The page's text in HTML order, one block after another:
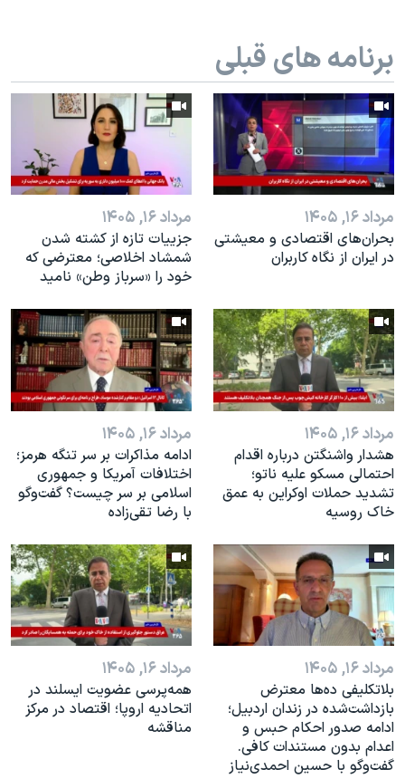
برنامه های قبلی
مرداد ۱۶, ۱۴۰۵
بحران‌های اقتصادی و معیشتی
در ایران از نگاه کاربران
مرداد ۱۶, ۱۴۰۵
جزییات تازه از کشته شدن
شمشاد اخلاصی؛ معترضی که
خود را «سرباز وطن» نامید
مرداد ۱۶, ۱۴۰۵
هشدار واشنگتن درباره اقدام
احتمالی مسکو علیه ناتو؛
تشدید حملات اوکراین به عمق
خاک روسیه
مرداد ۱۶, ۱۴۰۵
ادامه مذاکرات بر سر تنگه هرمز؛
اختلافات آمریکا و جمهوری
اسلامی بر سر چیست؟ گفت‌وگو
با رضا تقی‌زاده
مرداد ۱۶, ۱۴۰۵
بلاتکلیفی ده‌ها معترض
بازداشت‌شده در زندان اردبیل؛
ادامه صدور احکام حبس و
اعدام بدون مستندات کافی.
گفت‌وگو با حسین احمدی‌نیاز
مرداد ۱۶, ۱۴۰۵
همه‌پرسی عضویت ایسلند در
اتحادیه اروپا؛ اقتصاد در مرکز
مناقشه